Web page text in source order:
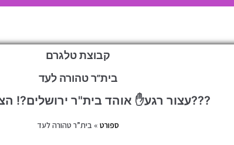
קבוצת טלגרם
בית”ר טהורה לעד
עצור רגע✋ אוהד בית"ר ירושלים?! הצטרף אלינו???
ספורט » בית”ר טהורה לעד